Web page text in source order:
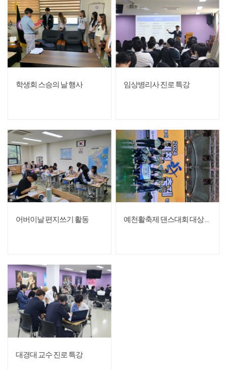
학생회 스승의 날 행사 임상병리사 진로 특강
어버이날 편지쓰기 활동 예천활축제 댄스대회 대상 수상
대경대 교수 진로 특강